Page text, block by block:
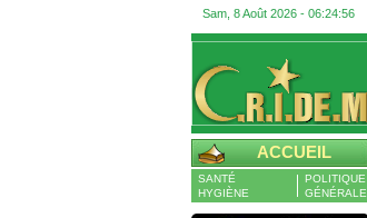
Sam, 8 Août 2026 - 06:24:57
ACCUEIL
SANTÉ
HYGIÈNE
POLITIQUE
GÉNÉRALE